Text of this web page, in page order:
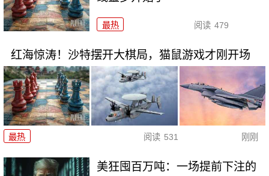
最热 阅读 479
红海惊涛！沙特摆开大棋局，猫鼠游戏才刚开场
最热 阅读 531 刚刚
美狂囤百万吨：一场提前下注的